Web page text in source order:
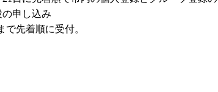
申し込み
先着順に受付。